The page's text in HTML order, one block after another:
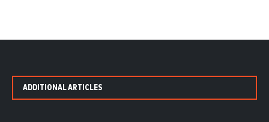
ADDITIONAL ARTICLES